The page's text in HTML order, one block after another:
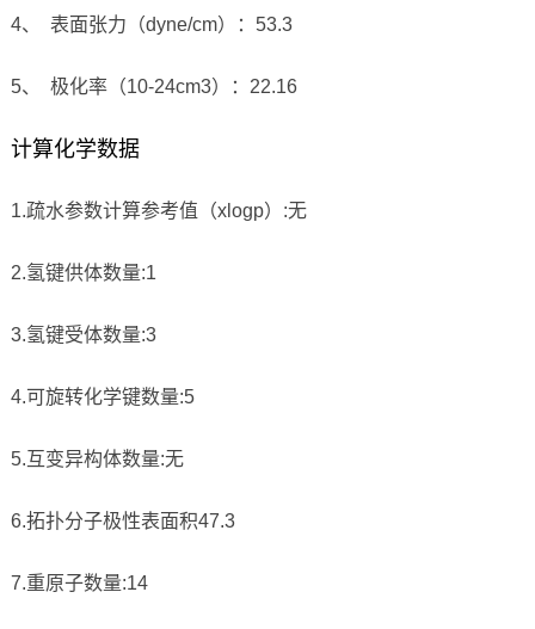
4、 表面张力（dyne/cm）：53.3
5、 极化率（10-24cm3）：22.16
计算化学数据
1.疏水参数计算参考值（xlogp）:无
2.氢键供体数量:1
3.氢键受体数量:3
4.可旋转化学键数量:5
5.互变异构体数量:无
6.拓扑分子极性表面积47.3
7.重原子数量:14